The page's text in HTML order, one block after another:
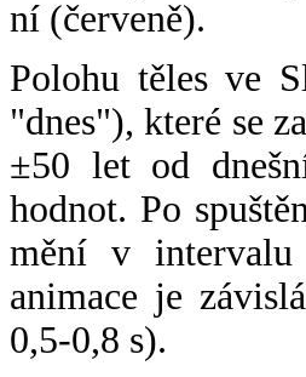
ní (červeně).
Polohu těles ve
"dnes"), které se
±50 let od
hodnot. Po
mění v intervalu
animace je
0,5-0,8 s).